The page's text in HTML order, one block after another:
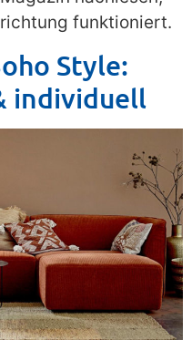
funktioniert.
Style:
individuell